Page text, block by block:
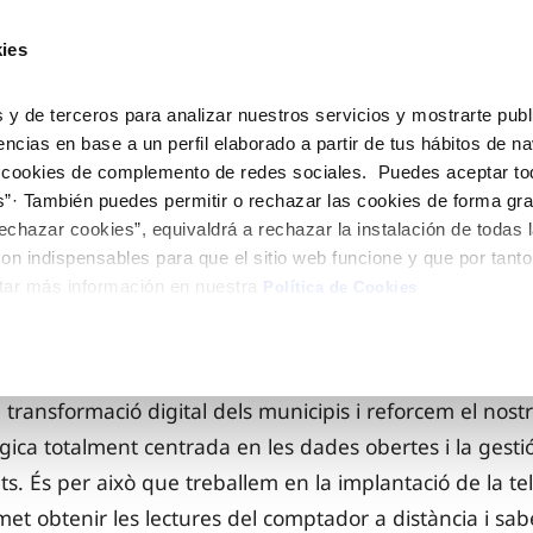
y de terceros para analizar nuestros servicios y mostrarte
en base a un perfil elaborado a partir de tus hábitos de
de complemento de redes sociales. Puedes aceptar
También puedes permitir o rechazar las cookies de forma
cookies”, equivaldrá a rechazar la instalación de todas
indispensables para que el sitio web funcione y que por
más información en nuestra
Política de Cookies
de titular
subministrament
de subministrament
MODIFICACIÓ DE DADES
Actualitzar dades bancàries
Actualitzar dades de
Actualitzar dades personals
VEURE TOTES LES GESTIONS
AL CLIENT
contacte
de fuita interior
COMPROMÍS DE SERVEI
Customer Counsel (Defensa
Normativa del servei
Junta d’Arbitratge
la qualitat de l’aigua
CURA DE L’AIGUA
Consells d’estalvi
Dipòsits comunitaris
Consells per evitar avaries en
COMPROMISOS
ambient
innovació i la digitalització
digital dels municipis i reforcem el
totalment centrada en les dades obertes i la
És per això que treballem en la implantació de la
obtenir les lectures del comptador a distància i